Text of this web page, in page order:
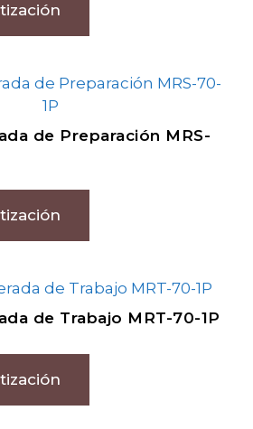
de Preparación MRS-
de Trabajo MRT-70-1P